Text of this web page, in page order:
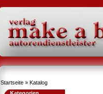
Startseite » Katalog